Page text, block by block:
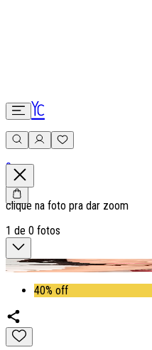
0
clique na foto pra dar zoom
1 de 0 fotos
40% off